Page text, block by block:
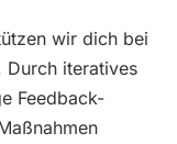
wir dich bei
Durch iteratives
Feedback-